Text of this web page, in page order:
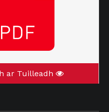
ar Tuilleadh